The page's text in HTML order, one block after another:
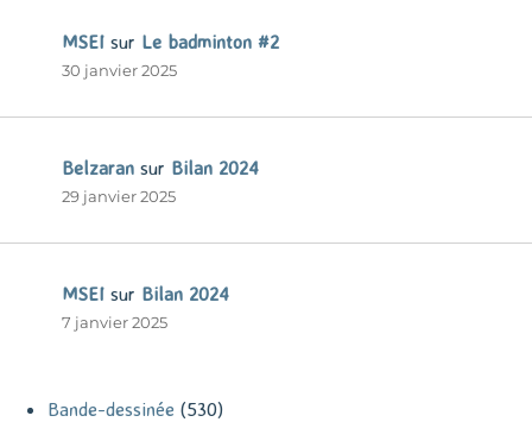
MSEI sur Le badminton #2
30 janvier 2025
Belzaran sur Bilan 2024
29 janvier 2025
MSEI sur Bilan 2024
7 janvier 2025
Bande-dessinée (530)